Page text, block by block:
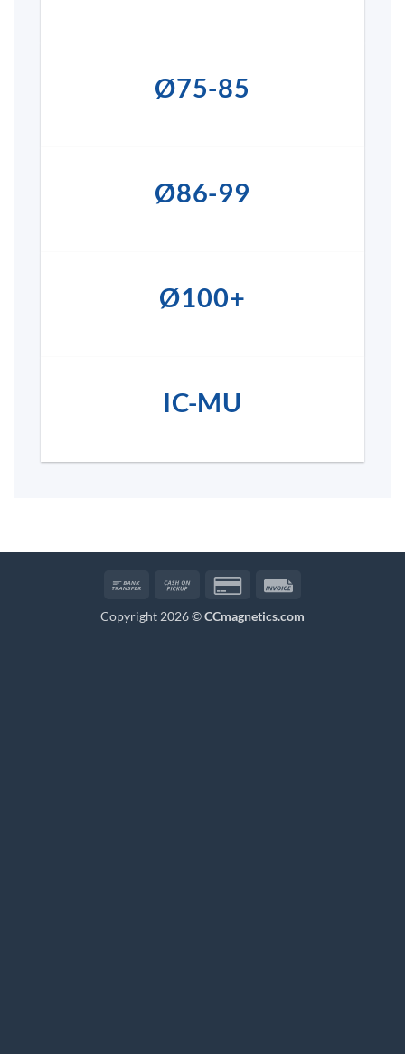
Ø75-85
Ø86-99
Ø100+
IC-MU
Bank
Cash
Pickup
Credit
2
Copyright 2026 ©CCmagnetics.com